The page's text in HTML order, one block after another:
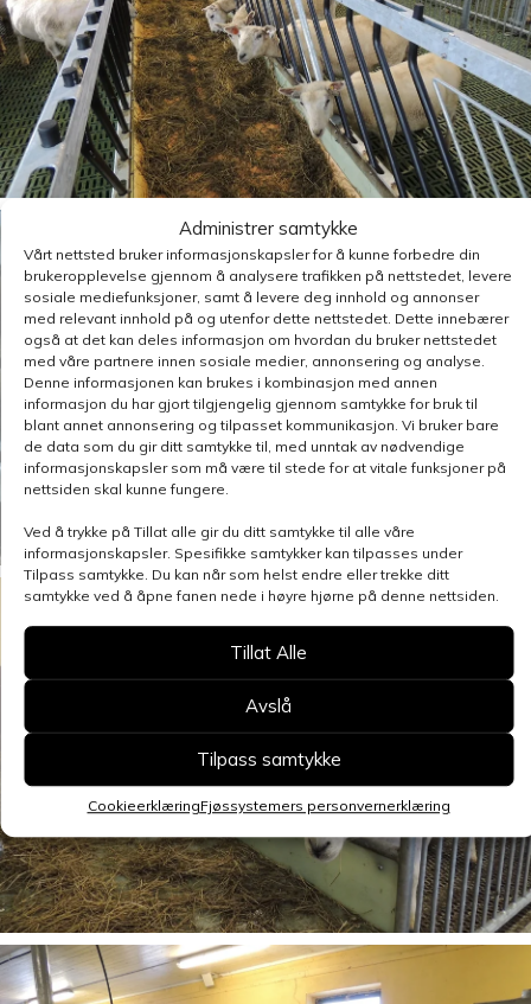
Administrer samtykke
Vårt nettsted bruker informasjonskapsler for å kunne forbedre din
brukeropplevelse gjennom å analysere trafikken på nettstedet, levere
sosiale mediefunksjoner, samt å levere deg innhold og annonser
med relevant innhold på og utenfor dette nettstedet. Dette innebærer
også at det kan deles informasjon om hvordan du bruker nettstedet
med våre partnere innen sosiale medier, annonsering og analyse.
Denne informasjonen kan brukes i kombinasjon med annen
informasjon du har gjort tilgjengelig gjennom samtykke for bruk til
blant annet annonsering og tilpasset kommunikasjon. Vi bruker bare
de data som du gir ditt samtykke til, med unntak av nødvendige
informasjonskapsler som må være til stede for at vitale funksjoner på
nettsiden skal kunne fungere.
Ved å trykke på Tillat alle gir du ditt samtykke til alle våre
informasjonskapsler. Spesifikke samtykker kan tilpasses under
Tilpass samtykke. Du kan når som helst endre eller trekke ditt
samtykke ved å åpne fanen nede i høyre hjørne på denne nettsiden.
Tillat Alle
Avslå
Tilpass samtykke
CookieerklæringFjøssystemers personvernerklæring